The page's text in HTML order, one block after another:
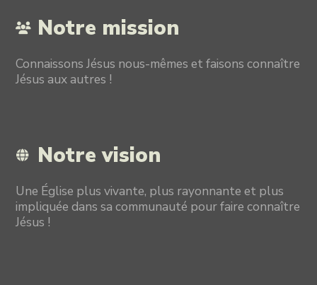
Notre mission
Connaissons Jésus nous-mêmes et faisons connaître
Jésus aux autres !
Notre vision
Une Église plus vivante, plus rayonnante et plus
impliquée dans sa communauté pour faire connaître
Jésus !